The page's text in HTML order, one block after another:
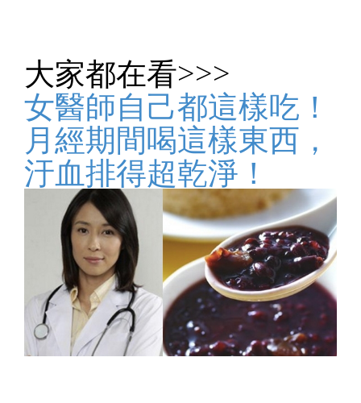
大家都在看>>>
女醫師自己都這樣吃！
月經期間喝這樣東西，
汙血排得超乾淨！